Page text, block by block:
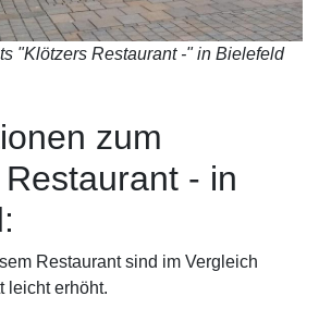
"Klötzers Restaurant -" in Bielefeld
zum
- in
Restaurant sind im Vergleich
leicht erhöht.